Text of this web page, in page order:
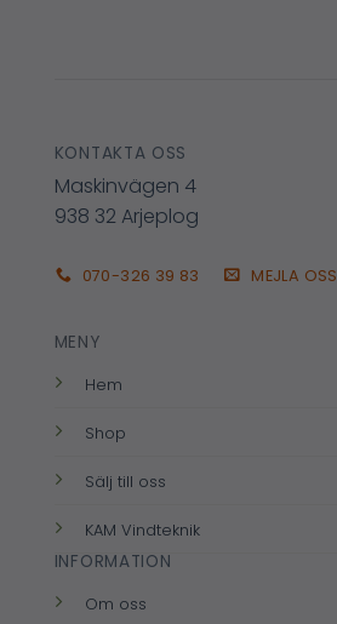
KONTAKTA OSS
Maskinvägen 4
938 32 Arjeplog
070-326 39 83 MEJLA OSS
MENY
Hem
Shop
Sälj till oss
KAM Vindteknik
INFORMATION
Om oss